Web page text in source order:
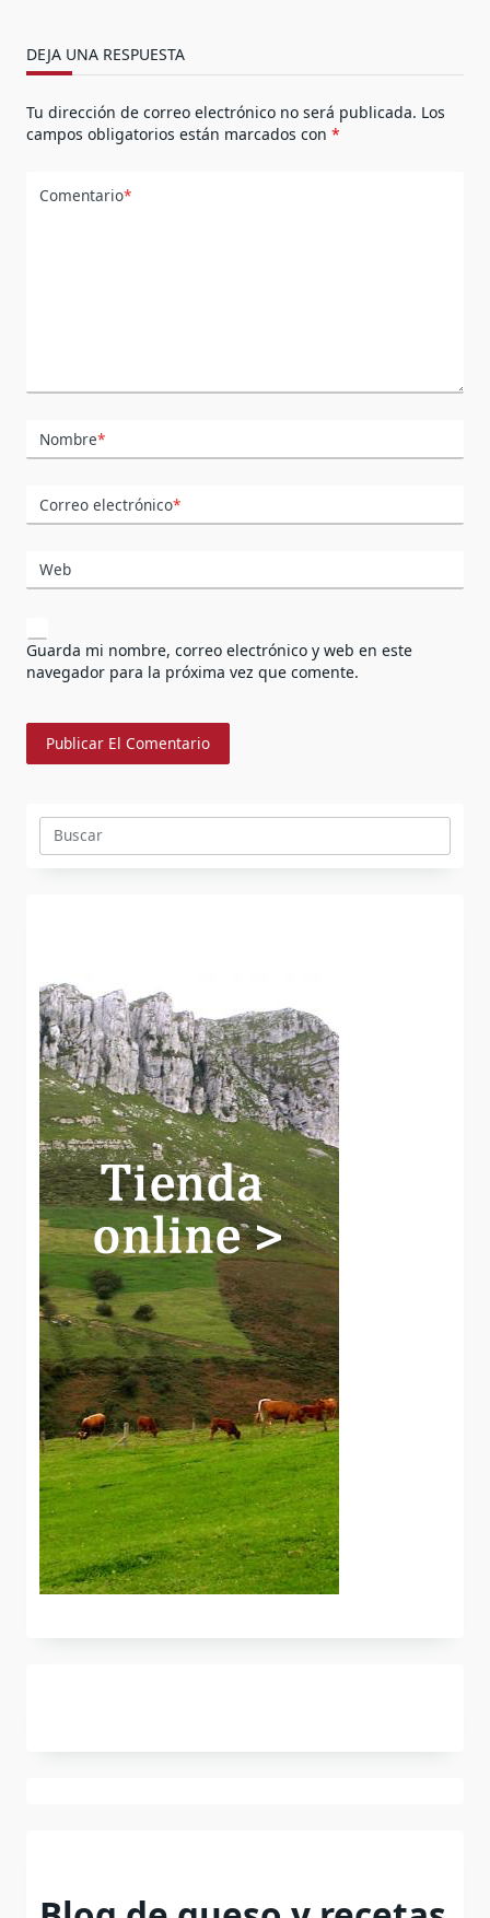
DEJA UNA RESPUESTA
Tu dirección de correo electrónico no será publicada. Los
campos obligatorios están marcados con *
Comentario*
Nombre*
Correo electrónico*
Web
Guarda mi nombre, correo electrónico y web en este
navegador para la próxima vez que comente.
Buscar: